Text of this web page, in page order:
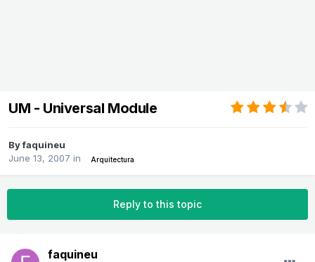
UM - Universal Module
Byfaquineu
June 13, 2007 in Arquitectura
Reply to this topic
faquineu